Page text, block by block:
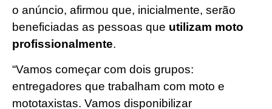
o anúncio, afirmou que, inicialmente, serão
beneficiadas as pessoas que utilizam moto
profissionalmente.
“Vamos começar com dois grupos:
entregadores que trabalham com moto e
mototaxistas. Vamos disponibilizar